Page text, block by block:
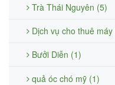
Trà Thái Nguyên (5)
Dịch vụ cho thuê
Bưởi Diễn (1)
quả óc chó mỹ (1)